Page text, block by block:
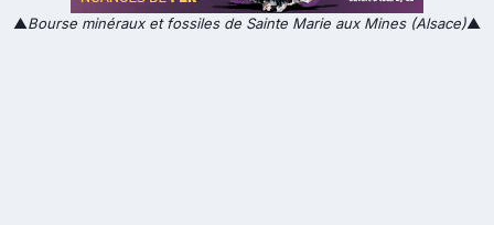
▲Bourse minéraux et fossiles de Sainte Marie aux Mines (Alsace)▲